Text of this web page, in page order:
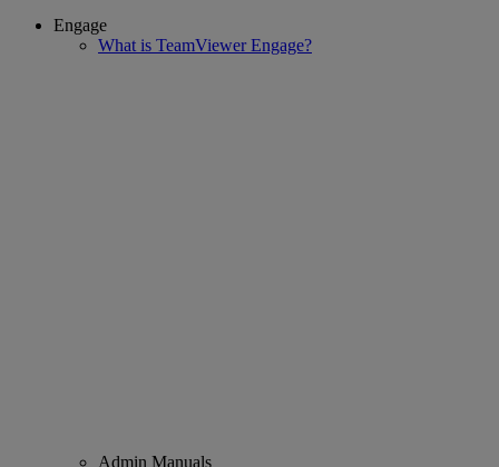
Engage
What is TeamViewer Engage?
Admin Manuals